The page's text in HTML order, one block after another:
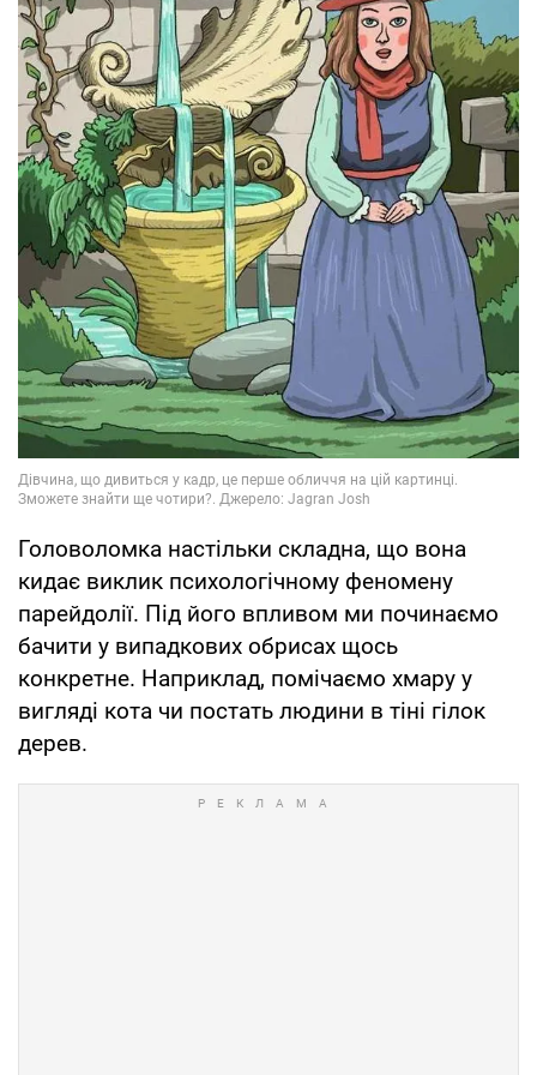
Головоломка настільки складна, що вона
кидає виклик психологічному феномену
парейдолії. Під його впливом ми починаємо
бачити у випадкових обрисах щось
конкретне. Наприклад, помічаємо хмару у
вигляді кота чи постать людини в тіні гілок
дерев.